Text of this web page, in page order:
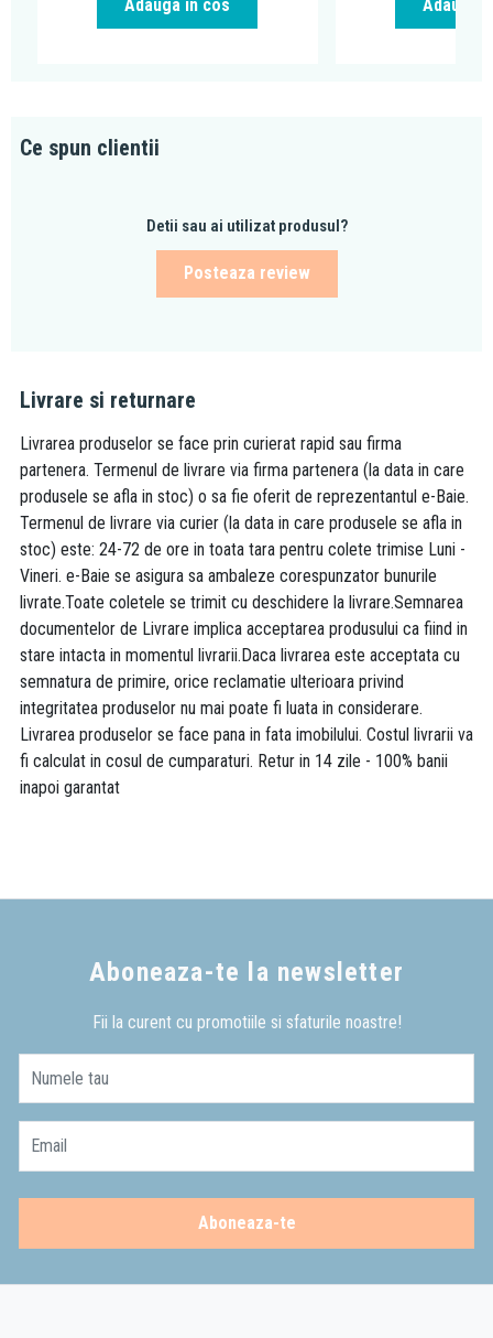
Adauga in cos Adauga
Ce spun clientii
Detii sau ai utilizat produsul?
Posteaza review
Livrare si returnare
Livrarea produselor se face prin curierat rapid sau firma
partenera. Termenul de livrare via firma partenera (la data in care
produsele se afla in stoc) o sa fie oferit de reprezentantul e-Baie.
Termenul de livrare via curier (la data in care produsele se afla in
stoc) este: 24-72 de ore in toata tara pentru colete trimise Luni -
Vineri. e-Baie se asigura sa ambaleze corespunzator bunurile
livrate.Toate coletele se trimit cu deschidere la livrare.Semnarea
documentelor de Livrare implica acceptarea produsului ca fiind in
stare intacta in momentul livrarii.Daca livrarea este acceptata cu
semnatura de primire, orice reclamatie ulterioara privind
integritatea produselor nu mai poate fi luata in considerare.
Livrarea produselor se face pana in fata imobilului. Costul livrarii va
fi calculat in cosul de cumparaturi. Retur in 14 zile - 100% banii
inapoi garantat
Aboneaza-te la newsletter
Fii la curent cu promotiile si sfaturile noastre!
Numele tau
Email
Aboneaza-te